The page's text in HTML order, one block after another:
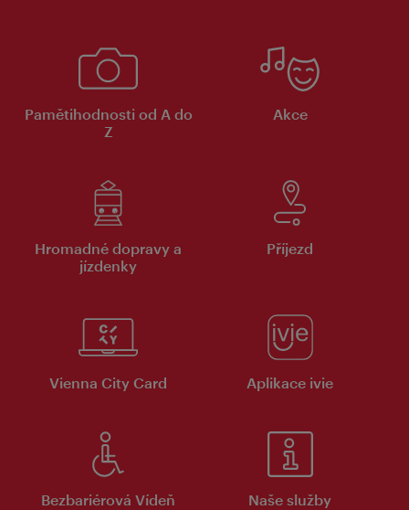
Pamětihodnosti od A do
Z
Akce
Hromadné dopravy a
jízdenky
Příjezd
Vienna City Card Aplikace ivie
Bezbariérová Vídeň Naše služby